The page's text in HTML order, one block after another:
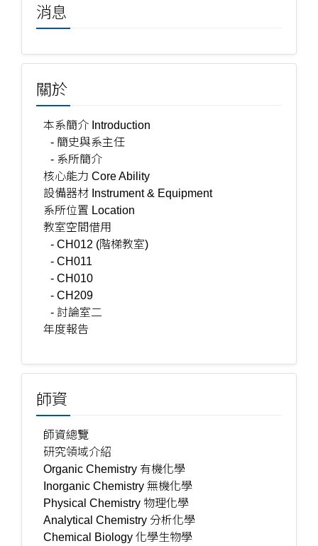
消息
關於
本系簡介 Introduction
- 簡史與系主任
- 系所簡介
核心能力 Core Ability
設備器材 Instrument & Equipment
系所位置 Location
教室空間借用
- CH012 (階梯教室)
- CH011
- CH010
- CH209
- 討論室二
年度報告
師資
師資總覽
研究領域介紹
Organic Chemistry 有機化學
Inorganic Chemistry 無機化學
Physical Chemistry 物理化學
Analytical Chemistry 分析化學
Chemical Biology 化學生物學